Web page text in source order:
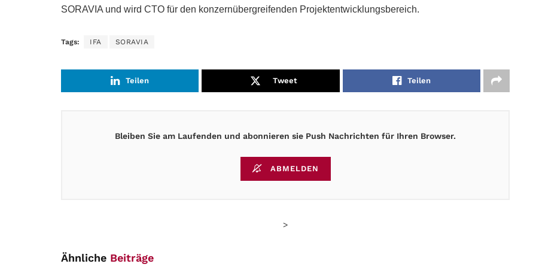
SORAVIA und wird CTO für den konzernübergreifenden Projektentwicklungsbereich.
Tags: IFA SORAVIA
Teilen Tweet Teilen
Bleiben Sie am Laufenden und abonnieren sie Push Nachrichten für Ihren Browser.
ABMELDEN
>
Ähnliche Beiträge